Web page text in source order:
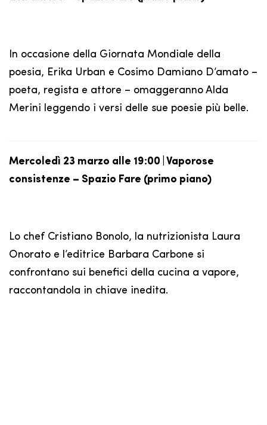
In occasione della Giornata Mondiale della
poesia, Erika Urban e Cosimo Damiano D’amato –
poeta, regista e attore – omaggeranno Alda
Merini leggendo i versi delle sue poesie più belle.
Mercoledì 23 marzo alle 19:00 | Vaporose
consistenze – Spazio Fare (primo piano)
Lo chef Cristiano Bonolo, la nutrizionista Laura
Onorato e l’editrice Barbara Carbone si
confrontano sui benefici della cucina a vapore,
raccontandola in chiave inedita.